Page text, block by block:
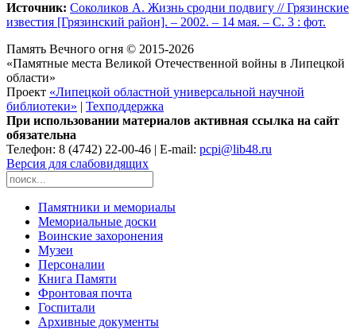
Источник: Соколиков А. Жизнь сродни подвигу // Грязинские
известия [Грязинский район]. – 2002. – 14 мая. – С. 3 : фот.
Память Вечного огня © 2015-2026
«Памятные места Великой Отечественной войны в Липецкой
области»
Проект «Липецкой областной универсальной научной
библиотеки»
Техподдержка
При использовании материалов активная ссылка на сайт
обязательна
Телефон: 8 (4742) 22-00-46 | E-mail: pcpi@lib48.ru
Версия для слабовидящих
Памятники и мемориалы
Мемориальные доски
Воинские захоронения
Музеи
Персоналии
Книга Памяти
Фронтовая почта
Госпитали
Архивные документы